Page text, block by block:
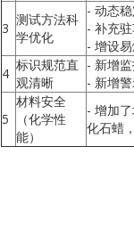
3
测试方法科
学优化
- 动态
- 补充
- 增设
4
标识规范直
观清晰
- 新增
- 新增
5
材料安全
（化学性
能）
- 增加
化石蜡